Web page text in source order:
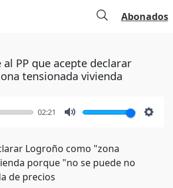
Abonados
PP que acepte declarar
tensionada vivienda
02:21
Logroño como "zona
porque "no se puede no
de precios